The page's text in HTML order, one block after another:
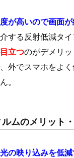
が高いので画面
する反射低減タ
立つのがデメリ
外でスマホをよ
。
ムのメリット
光の映り込みを低